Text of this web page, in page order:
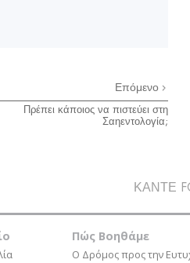
Επόμενο
Πρέπει κάποιος να πιστεύει στη
Σαηεντολογία;
ΚΑΝΤΕ
Πώς Βοηθάμε
Ο Δρόμος προς την